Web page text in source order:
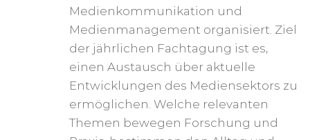
Medienkommunikation und
Medienmanagement organisiert. Ziel
der jährlichen Fachtagung ist es,
einen Austausch über aktuelle
Entwicklungen des Mediensektors zu
ermöglichen. Welche relevanten
Themen bewegen Forschung und